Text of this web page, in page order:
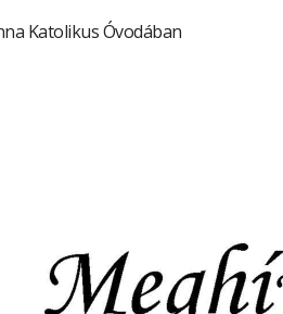
Katolikus Óvodában